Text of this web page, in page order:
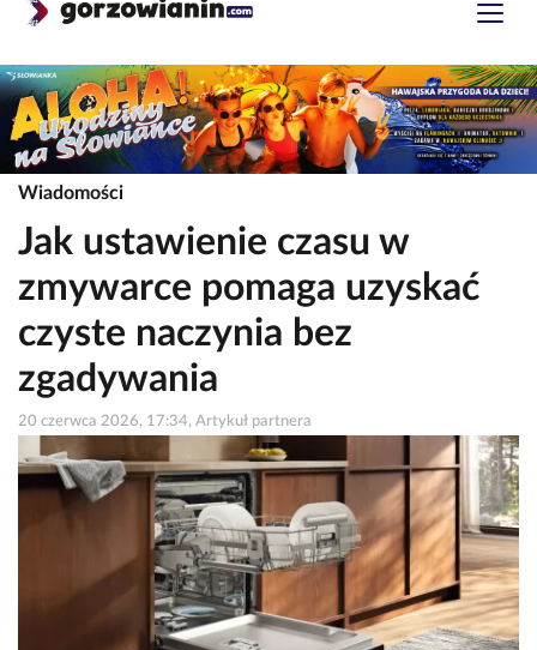
Wiadomości
Jak ustawienie czasu w
zmywarce pomaga uzyskać
czyste naczynia bez
zgadywania
20 czerwca 2026, 17:34, Artykuł partnera